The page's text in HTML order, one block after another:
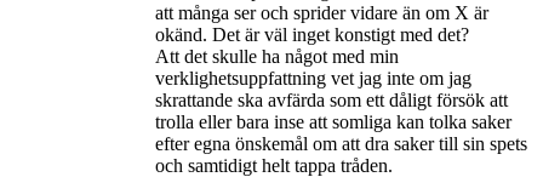
att många ser och sprider vidare än om X är
okänd. Det är väl inget konstigt med det?
Att det skulle ha något med min
verklighetsuppfattning vet jag inte om jag
skrattande ska avfärda som ett dåligt försök att
trolla eller bara inse att somliga kan tolka saker
efter egna önskemål om att dra saker till sin spets
och samtidigt helt tappa tråden.